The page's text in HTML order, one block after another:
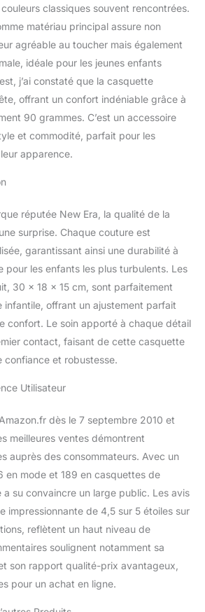
classiques souvent rencontrées.
matériau principal assure non
agréable au toucher mais également
idéale pour les jeunes enfants
j’ai constaté que la casquette
offrant un confort indéniable grâce à
90 grammes. C’est un accessoire
et commodité, parfait pour les
apparence.
réputée New Era, la qualité de la
surprise. Chaque couture est
garantissant ainsi une durabilité à
pour les enfants les plus turbulents. Les
30 x 18 x 15 cm, sont parfaitement
infantile, offrant un ajustement parfait
confort. Le soin apporté à chaque détail
contact, faisant de cette casquette
confiance et robustesse.
Utilisateur
dès le 7 septembre 2010 et
meilleures ventes démontrent
auprès des consommateurs. Avec un
en mode et 189 en casquettes de
a su convaincre un large public. Les avis
impressionnante de 4,5 sur 5 étoiles sur
reflètent un haut niveau de
soulignent notamment sa
son rapport qualité-prix avantageux,
pour un achat en ligne.